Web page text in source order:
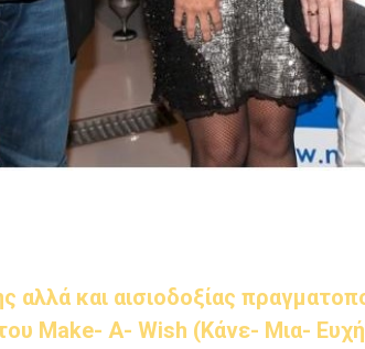
αλλά και αισιοδοξίας
Make- A- Wish (Κάνε- Μια-